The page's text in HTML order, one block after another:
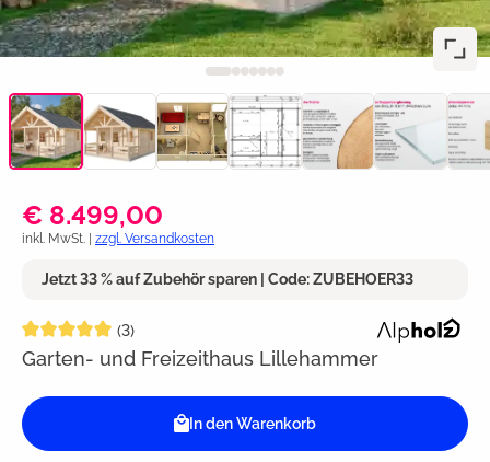
€ 8.499,00
inkl. MwSt. | zzgl. Versandkosten
Jetzt 33 % auf Zubehör sparen | Code: ZUBEHOER33
Durchschnittliche Bewertung von 5 von 5 Sternen
(3)
Garten- und Freizeithaus Lillehammer
In den Warenkorb